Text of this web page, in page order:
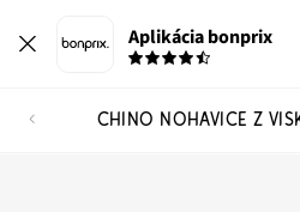
Aplikácia bonprix
CHINO NOHAVICE Z